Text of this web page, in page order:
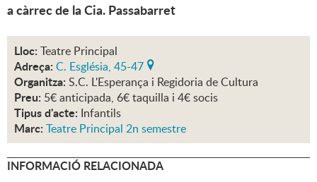
a càrrec de la Cia. Passabarret
Lloc: Teatre Principal
Adreça: C. Església, 45-47
Organitza: S.C. L'Esperança i Regidoria de Cultura
Preu: 5€ anticipada, 6€ taquilla i 4€ socis
Tipus d'acte: Infantils
Marc: Teatre Principal 2n semestre
INFORMACIÓ RELACIONADA